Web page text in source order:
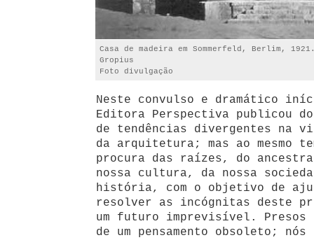
Casa de madeira em Sommerfeld, Berlim,
Gropius
Foto divulgação
Neste convulso e dramático
Editora Perspectiva publicou
de tendências divergentes na
da arquitetura; mas ao mesmo
procura das raízes, do
nossa cultura, da nossa
história, com o objetivo de
resolver as incógnitas deste
um futuro imprevisível. Presos
de um pensamento obsoleto; nós